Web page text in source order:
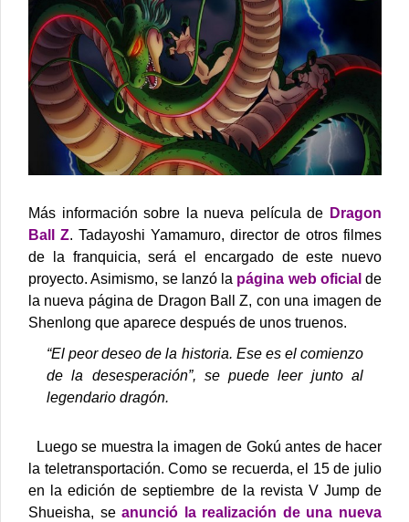
Más información sobre la nueva película de Dragon
Ball Z. Tadayoshi Yamamuro, director de otros filmes
de la franquicia, será el encargado de este nuevo
proyecto. Asimismo, se lanzó la página web oficial de
la nueva página de Dragon Ball Z, con una imagen de
Shenlong que aparece después de unos truenos.
“El peor deseo de la historia. Ese es el comienzo
de la desesperación”, se puede leer junto al
legendario dragón.
Luego se muestra la imagen de Gokú antes de hacer
la teletransportación. Como se recuerda, el 15 de julio
en la edición de septiembre de la revista V Jump de
Shueisha, seanunció la realización de una nueva